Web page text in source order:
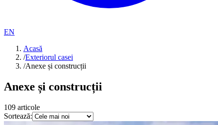
EN
Acasă
/Exteriorul casei
/Anexe și construcții
Anexe și construcții
109 articole
Sortează: